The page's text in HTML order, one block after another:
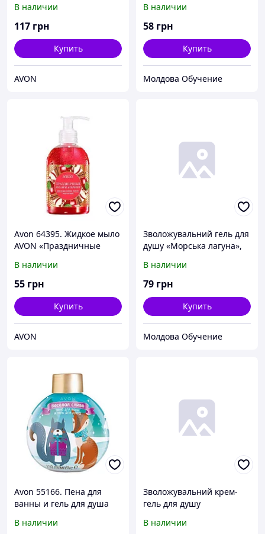
В наличии
117 грн
Купить
AVON
В наличии
58 грн
Купить
Молдова Обучение
Avon 64395. Жидкое мыло
AVON «Праздничные
зимнее яблоко», 250 мл,
Эйвон 64395.
В наличии
55 грн
Купить
AVON
Зволожувальний гель для
душу «Морська лагуна»,
В наличии
79 грн
Купить
Молдова Обучение
Avon 55166. Пена для
ванны и гель для душа
Эйвон, Ейвон
В наличии
Зволожувальний крем-
гель для душу
500 мл
В наличии